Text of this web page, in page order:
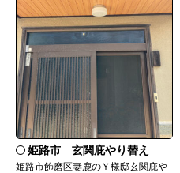
姫路市 玄関庇やり替え
姫路市飾磨区妻鹿のＹ様邸玄関庇や